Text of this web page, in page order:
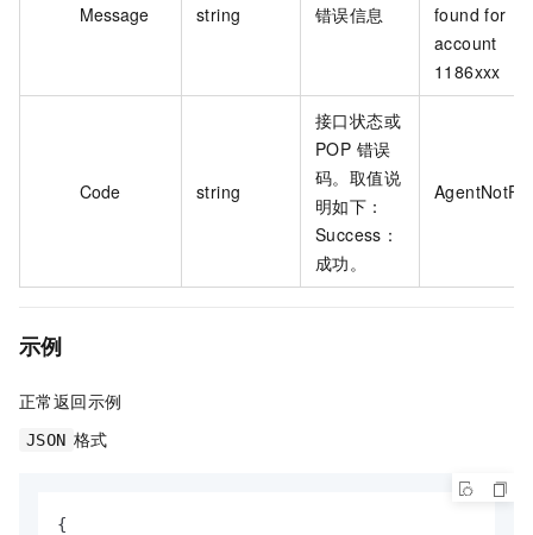
Message string 错误信息
found for
account
1186xxx
Code string
接口状态或
POP 错误
码。取值说
明如下：
Success：
成功。
示例
正常返回示例
JSON 格式
{